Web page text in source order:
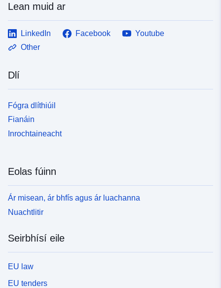
Lean muid ar
LinkedIn Facebook
Youtube
Other
Dlí
Fógra dlíthiúil
Fianáin
Inrochtaineacht
Eolas fúinn
Ár misean, ár bhfís agus ár luachanna
Nuachtlitir
Seirbhísí eile
EU law
EU tenders